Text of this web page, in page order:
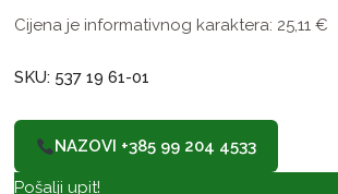
Cijena je informativnog karaktera: 25,11 €
SKU: 537 19 61-01
NAZOVI +385 99 204 4533
Pošalji upit!